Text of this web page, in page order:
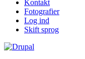
Kontakt
Fotografier
Log ind
Skift sprog